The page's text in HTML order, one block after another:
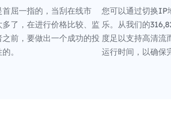
屈一指的，当刮在线市
了，在进行价格比较、监
前，要做出一个成功的投
。
您可以通过切换IP
乐。从我们的
度足以支持高清流
运行时间，以确保